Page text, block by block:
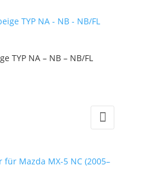
TYP NA – NB – NB/FL